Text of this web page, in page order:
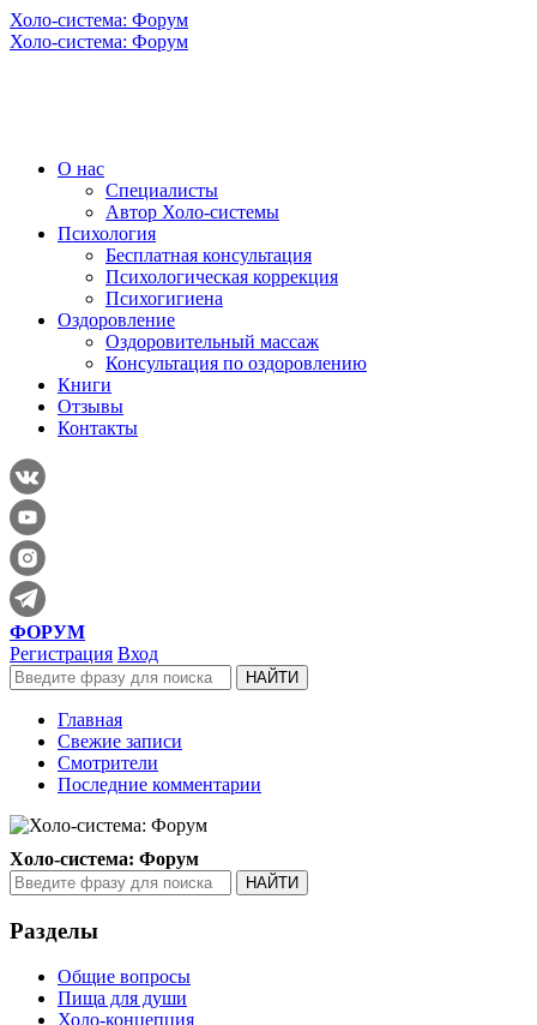
Холо-система: Форум
Холо-система: Форум
О нас
Специалисты
Автор Холо-системы
Психология
Бесплатная консультация
Психологическая коррекция
Психогигиена
Оздоровление
Оздоровительный массаж
Консультация по оздоровлению
Книги
Отзывы
Контакты
ФОРУМ
Регистрация Вход
Главная
Свежие записи
Смотрители
Последние комментарии
Холо-система: Форум
Разделы
Общие вопросы
Пища для души
Холо-концепция